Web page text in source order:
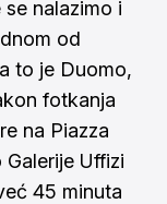
nalazimo i
od
to je Duomo,
fotkanja
na Piazza
Uffizi
45 minuta